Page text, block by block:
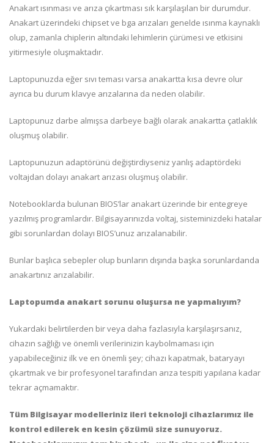
Anakart ısınması ve arıza çıkartması sık karşılaşılan bir durumdur.
Anakart üzerindeki chipset ve bga arızaları genelde ısınma kaynaklı
olup, zamanla chiplerin altındaki lehimlerin çürümesi ve etkisini
yitirmesiyle oluşmaktadır.
Laptopunuzda eğer sıvı teması varsa anakartta kısa devre olur
ayrıca bu durum klavye arızalarına da neden olabilir.
Laptopunuz darbe almışsa darbeye bağlı olarak anakartta çatlaklık
oluşmuş olabilir.
Laptopunuzun adaptörünü değiştirdiyseniz yanlış adaptördeki
voltajdan dolayı anakart arızası oluşmuş olabilir.
Notebooklarda bulunan BIOS’lar anakart üzerinde bir entegreye
yazılmış programlardır. Bilgisayarınızda voltaj, sisteminizdeki hatalar
gibi sorunlardan dolayı BIOS’unuz arızalanabilir.
Bunlar başlıca sebepler olup bunların dışında başka sorunlardanda
anakartınız arızalabilir.
Laptopumda anakart sorunu oluşursa ne yapmalıyım?
Yukardaki belirtilerden bir veya daha fazlasıyla karşılaşırsanız,
cihazın sağlığı ve önemli verilerinizin kaybolmaması için
yapabileceğiniz ilk ve en önemli şey; cihazı kapatmak, bataryayı
çıkartmak ve bir profesyonel tarafından arıza tespiti yapılana kadar
tekrar açmamaktır.
Tüm Bilgisayar modelleriniz ileri teknoloji cihazlarımız ile
kontrol edilerek en kesin çözümü size sunuyoruz.